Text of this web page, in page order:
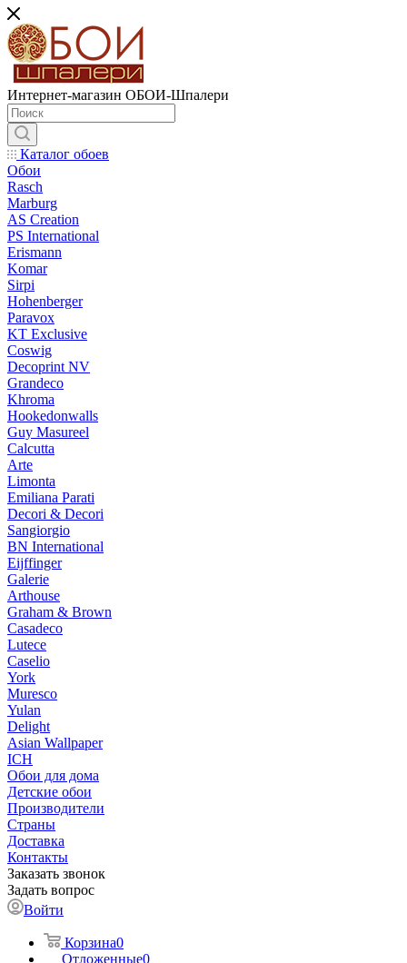
Интернет-магазин ОБОИ-Шпалери
Каталог обоев
Обои
Rasch
Marburg
AS Creation
PS International
Erismann
Komar
Sirpi
Hohenberger
Paravox
KT Exclusive
Coswig
Decoprint NV
Grandeco
Khroma
Hookedonwalls
Guy Masureel
Calcutta
Arte
Limonta
Emiliana Parati
Decori & Decori
Sangiorgio
BN International
Eijffinger
Galerie
Arthouse
Graham & Brown
Casadeco
Lutece
Caselio
York
Muresco
Yulan
Delight
Asian Wallpaper
ICH
Обои для дома
Детские обои
Производители
Страны
Доставка
Контакты
Заказать звонок
Задать вопрос
Войти
Корзина0
Отложенные0